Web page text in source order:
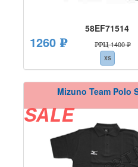
58EF71514
1260 ₽ РРЦ 1400 ₽
XS
Mizuno Team Polo
SALE